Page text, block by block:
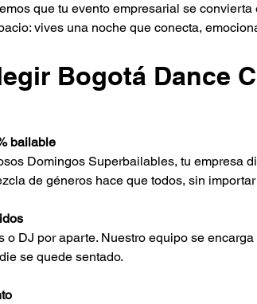
que tu evento empresarial se
vives una noche que conecta,
Bogotá Dance
bailable
Domingos Superbailables, tu empresa
de géneros hace que todos, sin
o DJ por aparte. Nuestro equipo se
se quede sentado.